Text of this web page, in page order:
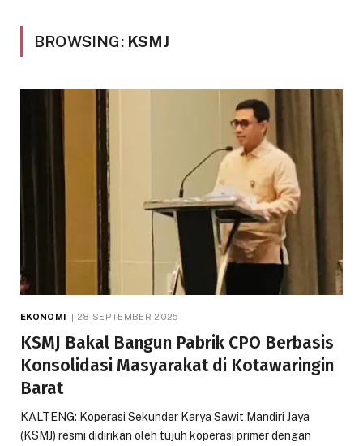
BROWSING: KSMJ
EKONOMI 28 SEPTEMBER 2025
KSMJ Bakal Bangun Pabrik CPO Berbasis
Konsolidasi Masyarakat di Kotawaringin
Barat
KALTENG: Koperasi Sekunder Karya Sawit Mandiri Jaya
(KSMJ) resmi didirikan oleh tujuh koperasi primer dengan